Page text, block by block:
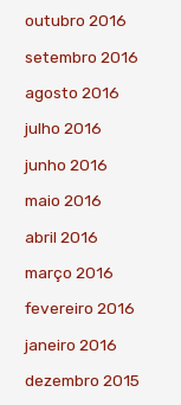
outubro 2016
setembro 2016
agosto 2016
julho 2016
junho 2016
maio 2016
abril 2016
março 2016
fevereiro 2016
janeiro 2016
dezembro 2015